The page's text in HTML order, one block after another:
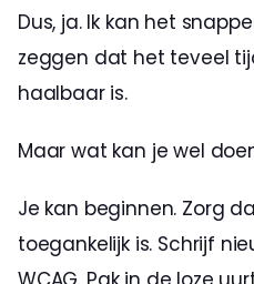
Dus, ja. Ik kan het
zeggen dat het teveel
haalbaar is.
Maar wat kan je wel
Je kan beginnen. Zorg
toegankelijk is. Schrijf